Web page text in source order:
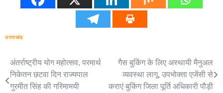
उत्तराखंड
Post
navigation
अंतर्राष्ट्रीय योग महोत्सव, परमार्थ
निकेतन छटवा दिन राज्यपाल
गुरमीत सिंह की गरिमामयी
गैस बुकिंग के लिए अस्थायी मैनुअल
व्यवस्था लागू, उपभोक्ता एजेंसी से
कराएं बुकिंग जिला पूर्ति अधिकारी पौड़ी